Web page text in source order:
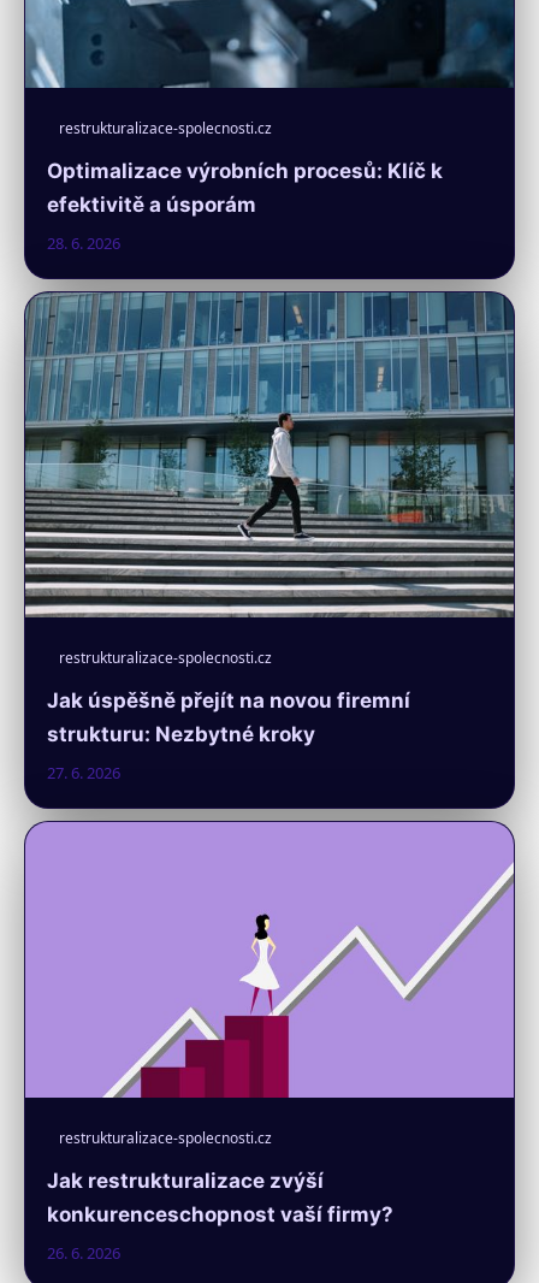
restrukturalizace-spolecnosti.cz
Optimalizace výrobních procesů: Klíč k
efektivitě a úsporám
28. 6. 2026
restrukturalizace-spolecnosti.cz
Jak úspěšně přejít na novou firemní
strukturu: Nezbytné kroky
27. 6. 2026
restrukturalizace-spolecnosti.cz
Jak restrukturalizace zvýší
konkurenceschopnost vaší firmy?
26. 6. 2026